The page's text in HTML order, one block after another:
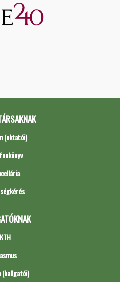
(oktatói)
KTH
(hallgatói)